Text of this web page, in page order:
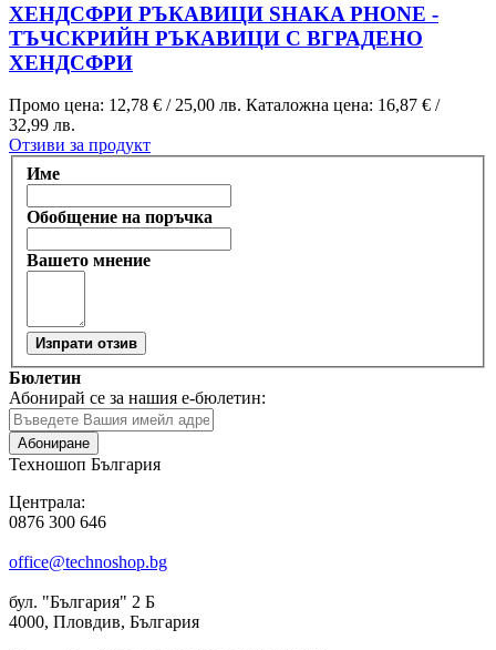
ХЕНДСФРИ РЪКАВИЦИ SHAKA PHONE -
ТЪЧСКРИЙН РЪКАВИЦИ С ВГРАДЕНО
ХЕНДСФРИ
Промо цена: 12,78 € / 25,00 лв. Каталожна цена: 16,87 € /
32,99 лв.
Отзиви за продукт
Име
Обобщение на поръчка
Вашето мнение
Изпрати отзив
Бюлетин
Абонирай се за нашия е-бюлетин:
Абониране
Техношоп България
Централа:
0876 300 646
office@technoshop.bg
бул. "България" 2 Б
4000, Пловдив, България